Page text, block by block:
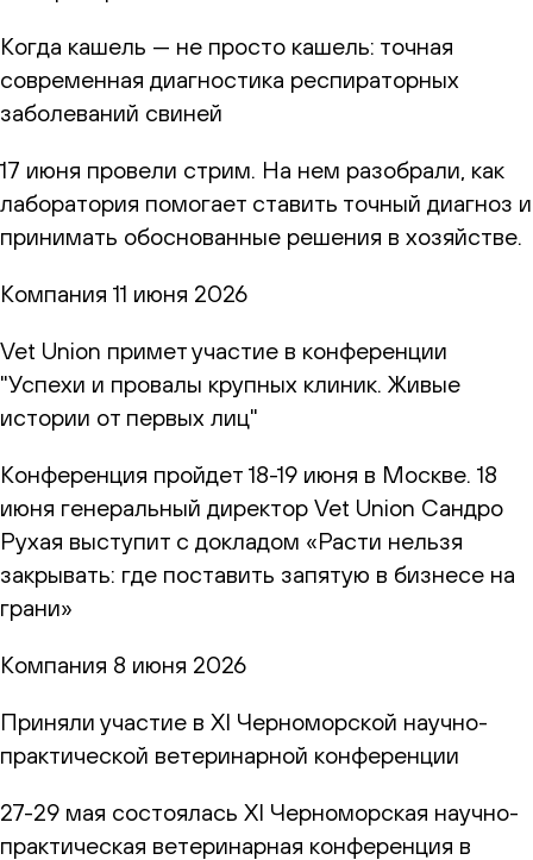
Когда кашель — не просто кашель: точная
современная диагностика респираторных
заболеваний свиней
17 июня провели стрим. На нем разобрали, как
лаборатория помогает ставить точный диагноз и
принимать обоснованные решения в хозяйстве.
Компания 11 июня 2026
Vet Union примет участие в конференции
"Успехи и провалы крупных клиник. Живые
истории от первых лиц"
Конференция пройдет 18-19 июня в Москве. 18
июня генеральный директор Vet Union Сандро
Рухая выступит с докладом «Расти нельзя
закрывать: где поставить запятую в бизнесе на
грани»
Компания 8 июня 2026
Приняли участие в XI Черноморской научно-
практической ветеринарной конференции
27-29 мая состоялась XI Черноморская научно-
практическая ветеринарная конференция в